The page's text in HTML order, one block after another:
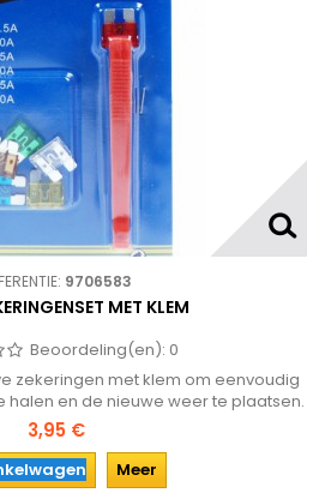
9706583
MET KLEM
Beoordeling(en): 0
zekeringen met klem om eenvoudig
halen en de nieuwe weer te plaatsen.
onderweg en zorg voor reserve
in de auto!
3,95 €
Meer